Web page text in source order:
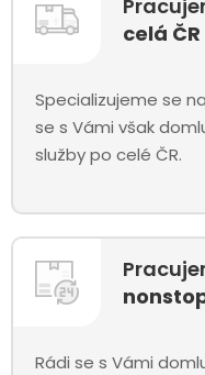
celá ČR
Specializujeme se
se s Vámi však
služby po celé ČR.
Rádi se s Vámi